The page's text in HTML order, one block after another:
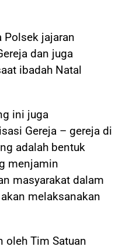
Polsek jajaran
dan juga
ibadah Natal
ini juga
Gereja – gereja di
adalah bentuk
menjamin
masyarakat dalam
melaksanakan
oleh Tim Satuan